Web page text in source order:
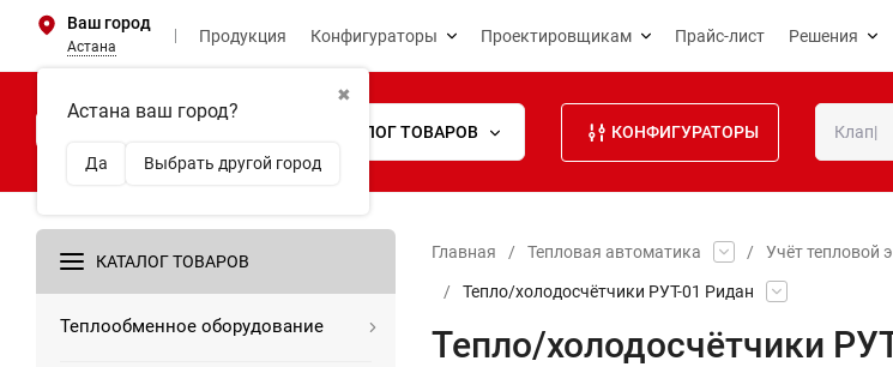
Ваш город
Астана
✖
Астана ваш город?
Да Выбрать другой город
Продукция Конфигураторы Проектировщикам Прайс-лист Решения
КАТАЛОГ ТОВАРОВ КОНФИГУРАТОРЫ
КАТАЛОГ ТОВАРОВ
Теплообменное оборудование
Главная / Тепловая автоматика / Учёт тепловой
/ Тепло/холодосчётчики РУТ-01 Ридан
Тепло/холодосчётчики